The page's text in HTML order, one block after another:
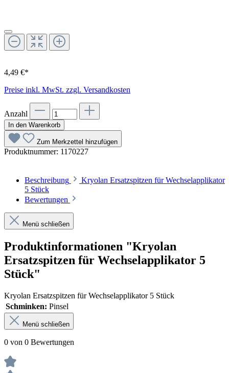
4,49 €*
Preise inkl. MwSt. zzgl. Versandkosten
Anzahl
In den Warenkorb
Zum Merkzettel hinzufügen
Produktnummer: 1170227
Beschreibung
Kryolan Ersatzspitzen für Wechselapplikator
5 Stück
Bewertungen
Menü schließen
Produktinformationen "Kryolan
Ersatzspitzen für Wechselapplikator 5
Stück"
Kryolan Ersatzspitzen für Wechselapplikator 5 Stück
Schminken: Pinsel
Menü schließen
0 von 0 Bewertungen